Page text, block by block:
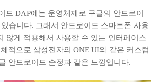
드 DAP에는 운영체제로 구글의 안드로이
습니다. 그래서 안드로이드 스마트폰 사용
않게 적용해서 사용할 수 있는 인터페이스
적으로 삼성전자의 ONE UI와 같은 커스텀
안드로이드 순정과 같은 느낌입니다.